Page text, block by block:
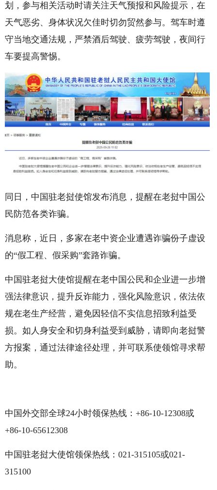
划，参与相关活动时请关注天气预报和风险提示，在
天气恶劣、身体状况欠佳时切勿贸然参与。驾车时遵
守当地交通法规，严禁酒后驾驶、疲劳驾驶，夜间行
车要提高警惕。
同日，中国驻老挝使馆发布消息，提醒在老挝中国公
民防范各类诈骗。
消息称，近日，多家在老中资企业遭遇诈骗份子虚设
的“假工程、假采购”套路诈骗。
中国驻老挝大使馆提醒在老中国公民和企业进一步增
强法律意识，提升反诈能力，强化风险意识，依法依
规在老生产经营，避免因轻信不实信息招致利益受
损。如人身安全和切身利益受到威胁，请即向老挝警
方报案，通过法律途径处理，并可联系使领馆寻求帮
助。
中国外交部全球24小时领保热线： +86-10-12308或
+86-10-65612308
中国驻老挝大使馆领保热线： 021-315105或021-
315100